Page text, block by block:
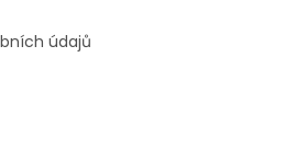
údajů